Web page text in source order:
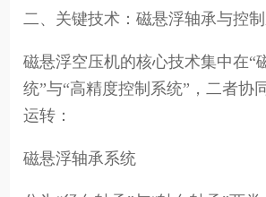
二、关键技术：磁悬浮轴承与控
磁悬浮空压机的核心技术集中在“
统”与“高精度控制系统”，二者协
运转：
磁悬浮轴承系统